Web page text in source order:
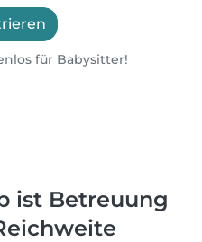
für Babysitter!
ist Betreuung